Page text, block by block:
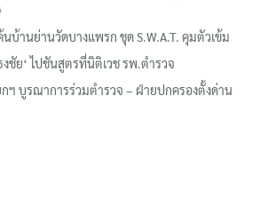
นบ้านย่านวัดบางแพรก ชุด S.W.A.T. คุมตัวเข้ม
ชัย‘ ไปชันสูตรที่นิติเวช รพ.ตำรวจ
ฯ บูรณาการร่วมตำรวจ – ฝ่ายปกครองตั้งด่าน